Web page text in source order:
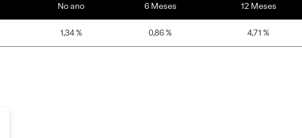
No ano 6 Meses 12 Meses
1,34 % 0,86 % 4,71 %